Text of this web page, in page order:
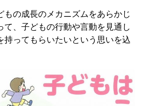
もの成長のメカニズムをあらかじ
て、子どもの行動や言動を見通し
持ってもらいたいという思いを込